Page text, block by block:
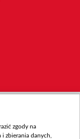
zgody na
zbierania danych,